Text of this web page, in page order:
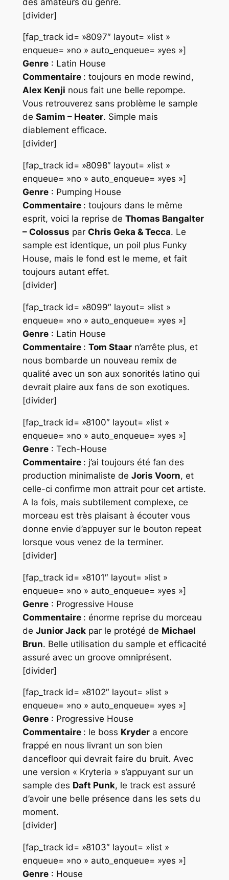
[divider]
[fap_track id= »8097″ layout= »list »
enqueue= »no » auto_enqueue= »yes »]
Genre: Latin House
Commentaire : toujours en mode rewind,
Alex Kenji nous fait une belle repompe.
Vous retrouverez sans problème le sample
de Samim – Heater. Simple mais
diablement efficace.
[divider]
[fap_track id= »8098″ layout= »list »
enqueue= »no » auto_enqueue= »yes »]
Genre: Pumping House
Commentaire : toujours dans le même
esprit, voici la reprise de Thomas Bangalter
– Colossus par Chris Geka & Tecca. Le
sample est identique, un poil plus Funky
House, mais le fond est le meme, et fait
toujours autant effet.
[divider]
[fap_track id= »8099″ layout= »list »
enqueue= »no » auto_enqueue= »yes »]
Genre: Latin House
Commentaire : Tom Staarn’arrête plus, et
nous bombarde un nouveau remix de
qualité avec un son aux sonorités latino qui
devrait plaire aux fans de son exotiques.
[divider]
[fap_track id= »8100″ layout= »list »
enqueue= »no » auto_enqueue= »yes »]
Genre: Tech-House
Commentaire : j’ai toujours été fan des
production minimaliste de Joris Voorn, et
celle-ci confirme mon attrait pour cet artiste.
A la fois, mais subtilement complexe, ce
morceau est très plaisant à écouter vous
donne envie d’appuyer sur le bouton repeat
lorsque vous venez de la terminer.
[divider]
[fap_track id= »8101″ layout= »list »
enqueue= »no » auto_enqueue= »yes »]
Genre: Progressive House
Commentaire : énorme reprise du morceau
de Junior Jackpar le protégé de Michael
Brun. Belle utilisation du sample et efficacité
assuré avec un groove omniprésent.
[divider]
[fap_track id= »8102″ layout= »list »
enqueue= »no » auto_enqueue= »yes »]
Genre: Progressive House
Commentaire : le boss Krydera encore
frappé en nous livrant un son bien
dancefloor qui devrait faire du bruit. Avec
une version « Kryteria » s’appuyant sur un
sample des Daft Punk, le track est assuré
d’avoir une belle présence dans les sets du
moment.
[divider]
[fap_track id= »8103″ layout= »list »
enqueue= »no » auto_enqueue= »yes »]
Genre: House